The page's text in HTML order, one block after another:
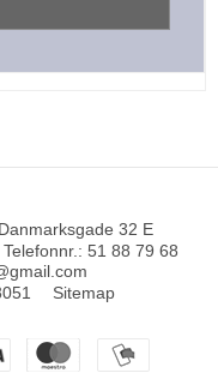
Danmarksgade 32 E
Telefonnr. : 51 88 79 68
Sitemap